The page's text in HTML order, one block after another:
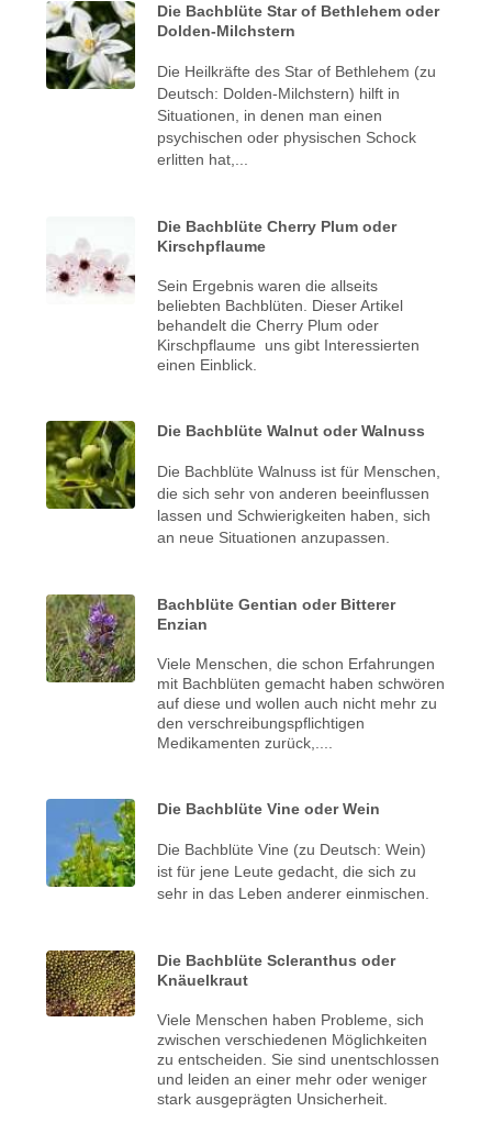
Die Bachblüte Star of Bethlehem oder
Dolden-Milchstern
Die Heilkräfte des Star of Bethlehem (zu
Deutsch: Dolden-Milchstern) hilft in
Situationen, in denen man einen
psychischen oder physischen Schock
erlitten hat,...
Die Bachblüte Cherry Plum oder
Kirschpflaume
Sein Ergebnis waren die allseits
beliebten Bachblüten. Dieser Artikel
behandelt die Cherry Plum oder
Kirschpflaume uns gibt Interessierten
einen Einblick.
Die Bachblüte Walnut oder Walnuss
Die Bachblüte Walnuss ist für Menschen,
die sich sehr von anderen beeinflussen
lassen und Schwierigkeiten haben, sich
an neue Situationen anzupassen.
Bachblüte Gentian oder Bitterer
Enzian
Viele Menschen, die schon Erfahrungen
mit Bachblüten gemacht haben schwören
auf diese und wollen auch nicht mehr zu
den verschreibungspflichtigen
Medikamenten zurück,....
Die Bachblüte Vine oder Wein
Die Bachblüte Vine (zu Deutsch: Wein)
ist für jene Leute gedacht, die sich zu
sehr in das Leben anderer einmischen.
Die Bachblüte Scleranthus oder
Knäuelkraut
Viele Menschen haben Probleme, sich
zwischen verschiedenen Möglichkeiten
zu entscheiden. Sie sind unentschlossen
und leiden an einer mehr oder weniger
stark ausgeprägten Unsicherheit.